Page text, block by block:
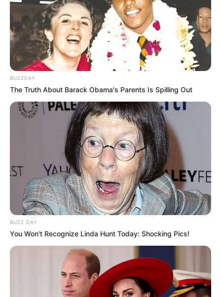
4 – Já dobrado ao meio, faça duas dobras
formando um S e fixando-o com cola quente,
conforme a imagem abaixo.
5 – Faça isso com todos os discos de feltro.
um em um disco de feltro. Não abuse da cola,
basta somente um pequeno pingo para cada
BUZZDAY
The Truth About Barack Obama's Parents Is Spilling Out
BUZZ DAY
You Won't Recognize Linda Hunt Today: Shocking Pics!